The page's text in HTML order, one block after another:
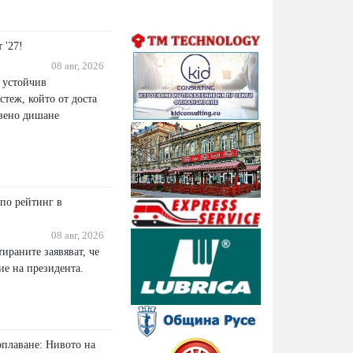
'27!
08 авг, 2026
който от доста
дишане
рейтинг в
08 авг, 2026
заявяват, че
на президента.
Нивото на